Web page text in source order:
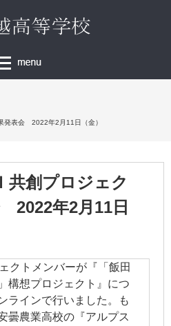
発表会 2022年2月11日（金）
共創プロジェク
2022年2月11日
クトメンバーが『「飯田
構想プロジェクト』につ
ラインで行いました。も
曇農業高校の『アルプス